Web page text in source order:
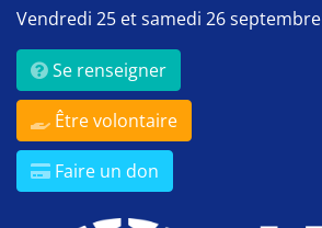
Vendredi 25 et samedi 26
Se renseigner
Être volontaire
Faire un don